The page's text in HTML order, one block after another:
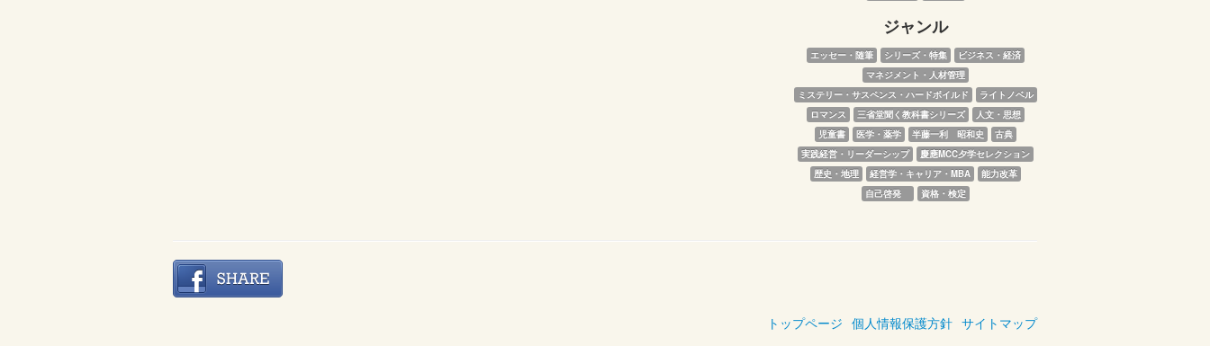
ジャンル
エッセー・随筆 シリーズ・特集
ビジネス・経済
マネジメント・人材管理
ミステリー・サスペンス・ハードボイルド
ライトノベル
ロマンス
三省堂聞く教科書シリーズ
人文・思想
児童書
医学・薬学 半藤一利　昭和史
古典
実践経営・リーダーシップ
慶應MCC夕学セレクション
歴史・地理
経営学・キャリア・MBA
能力改革
自己啓発
資格・検定
トップページ 個人情報保護方針 サイトマップ